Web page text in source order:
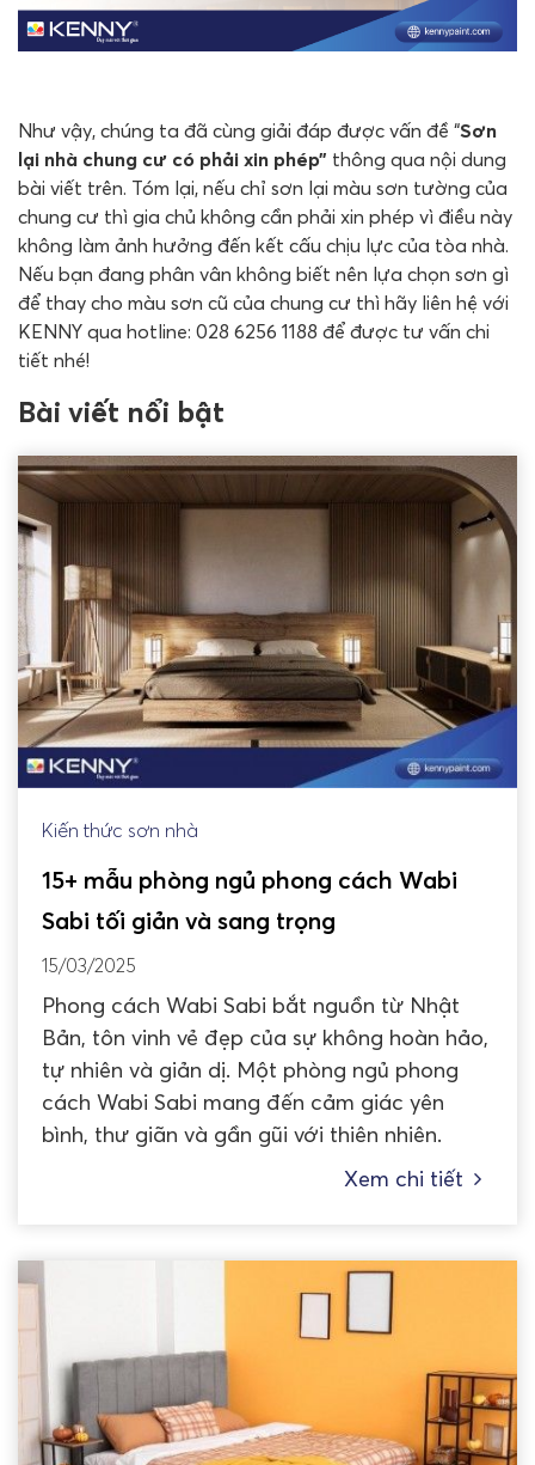
Như vậy, chúng ta đã cùng giải đáp được vấn đề “Sơn
lại nhà chung cư có phải xin phép” thông qua nội dung
bài viết trên. Tóm lại, nếu chỉ sơn lại màu sơn tường của
chung cư thì gia chủ không cần phải xin phép vì điều này
không làm ảnh hưởng đến kết cấu chịu lực của tòa nhà.
Nếu bạn đang phân vân không biết nên lựa chọn sơn gì
để thay cho màu sơn cũ của chung cư thì hãy liên hệ với
KENNY qua hotline: 028 6256 1188 để được tư vấn chi
tiết nhé!
Bài viết nổi bật
Kiến thức sơn nhà
15+ mẫu phòng ngủ phong cách Wabi
Sabi tối giản và sang trọng
15/03/2025
Phong cách Wabi Sabi bắt nguồn từ Nhật
Bản, tôn vinh vẻ đẹp của sự không hoàn hảo,
tự nhiên và giản dị. Một phòng ngủ phong
cách Wabi Sabi mang đến cảm giác yên
bình, thư giãn và gần gũi với thiên nhiên.
Xem chi tiết